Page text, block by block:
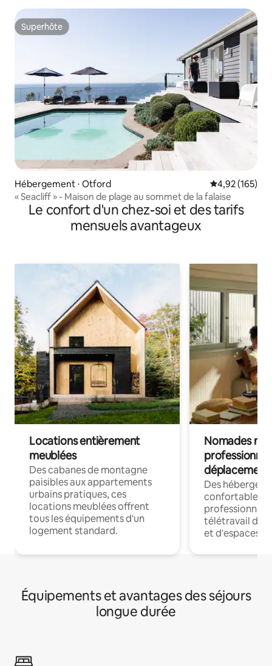
Superhôte
Superhôte
Hébergement ⋅ Otford Évaluation
4,92 (165)
« Seacliff » - Maison de plage au sommet de la falaise
Le confort d'un chez-soi et des tarifs
mensuels avantageux
Locations entièrement
meublées
Des cabanes de montagne
paisibles aux appartements
urbains pratiques, ces
locations meublées offrent
tous les équipements d'un
logement standard.
Nomades
déplacement
Des
confortables
professionnels
télétravail
et d'espaces
Équipements et avantages des séjours
longue durée